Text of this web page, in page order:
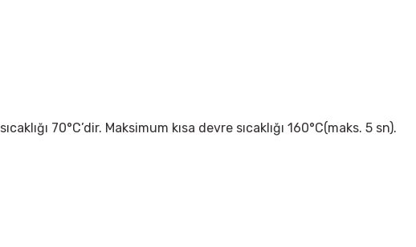
70°C’dir. Maksimum kısa devre sıcaklığı 160°C(maks. 5 sn).